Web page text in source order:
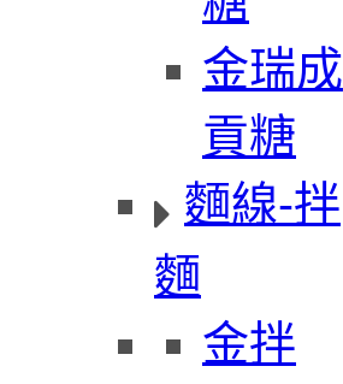
金瑞成
貢糖
麵線-拌
麵
金拌